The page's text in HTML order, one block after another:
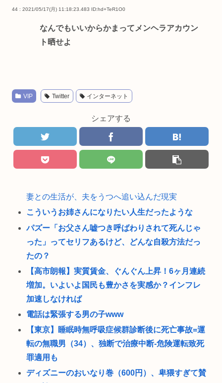
44 : 2021/05/17(月) 11:18:23.483 ID:hd+TeR1O0
なんでもいいからかまってメンヘラアカウン
ト晒せよ
VIP Twitter インターネット
シェアする
妻との生活が、夫をうつへ追い込んだ現実
こういうお姉さんになりたい人生だったような
パズー「お父さん嘘つき呼ばわりされて死んじゃ
った」ってセリフあるけど、どんな自殺方法だっ
たの？
【高市朗報】実質賃金、ぐんぐん上昇！6ヶ月連続
増加。いよいよ国民も豊かさを実感か？インフレ
加速しなければ
電話は緊張する男の子www
【東京】睡眠時無呼吸症候群診断後に死亡事故=運
転の無職男（34）、独断で治療中断-危険運転致死
罪適用も
ディズニーのおいなり巻（600円）、卑猥すぎて賛